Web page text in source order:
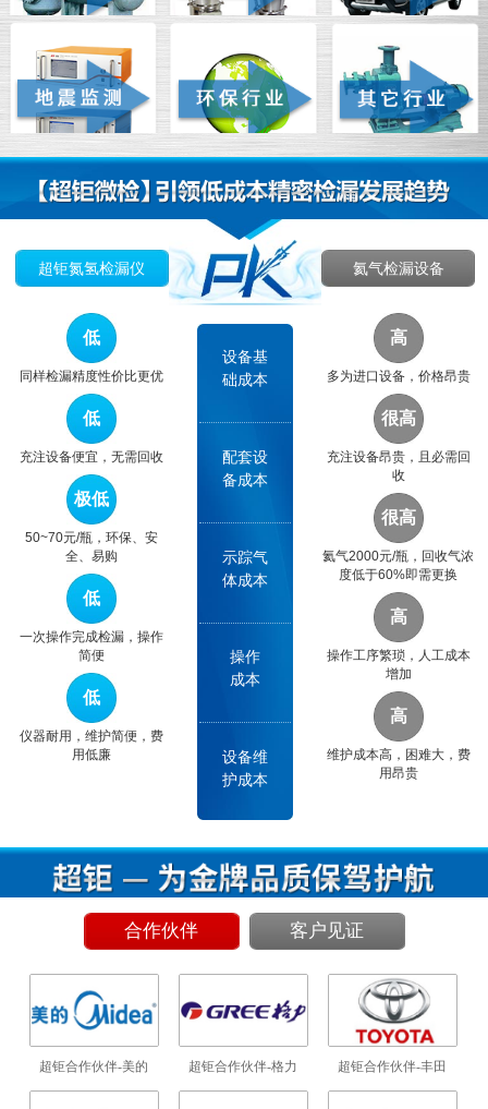
超钜氮氢检漏仪
低
同样检漏精度性价比更优
低
充注设备便宜，无需回收
极低
50~70元/瓶，环保、安
全、易购
低
一次操作完成检漏，操作
简便
低
仪器耐用，维护简便，费
用低廉
设备基
础成本
配套设
备成本
示踪气
体成本
操作
成本
设备维
护成本
氦气检漏设备
高
多为进口设备，价格昂贵
很高
充注设备昂贵，且必需回
收
很高
氦气2000元/瓶，回收气浓
度低于60%即需更换
高
操作工序繁琐，人工成本
增加
高
维护成本高，困难大，费
用昂贵
合作伙伴 客户见证
超钜合作伙伴-美的 超钜合作伙伴-格力 超钜合作伙伴-丰田